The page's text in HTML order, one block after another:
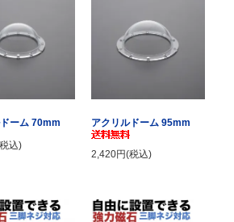
ーム 70mm
込)
アクリルドーム 95mm
2,420円(税込)